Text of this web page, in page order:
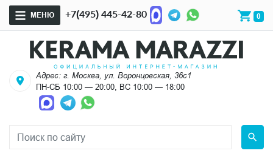
МЕНЮ +7(495) 445-42-80 0
Адрес: г. Москва, ул. Воронцовская, 36с1
ПН-СБ 10:00 — 20:00, ВС 10:00 — 18:00